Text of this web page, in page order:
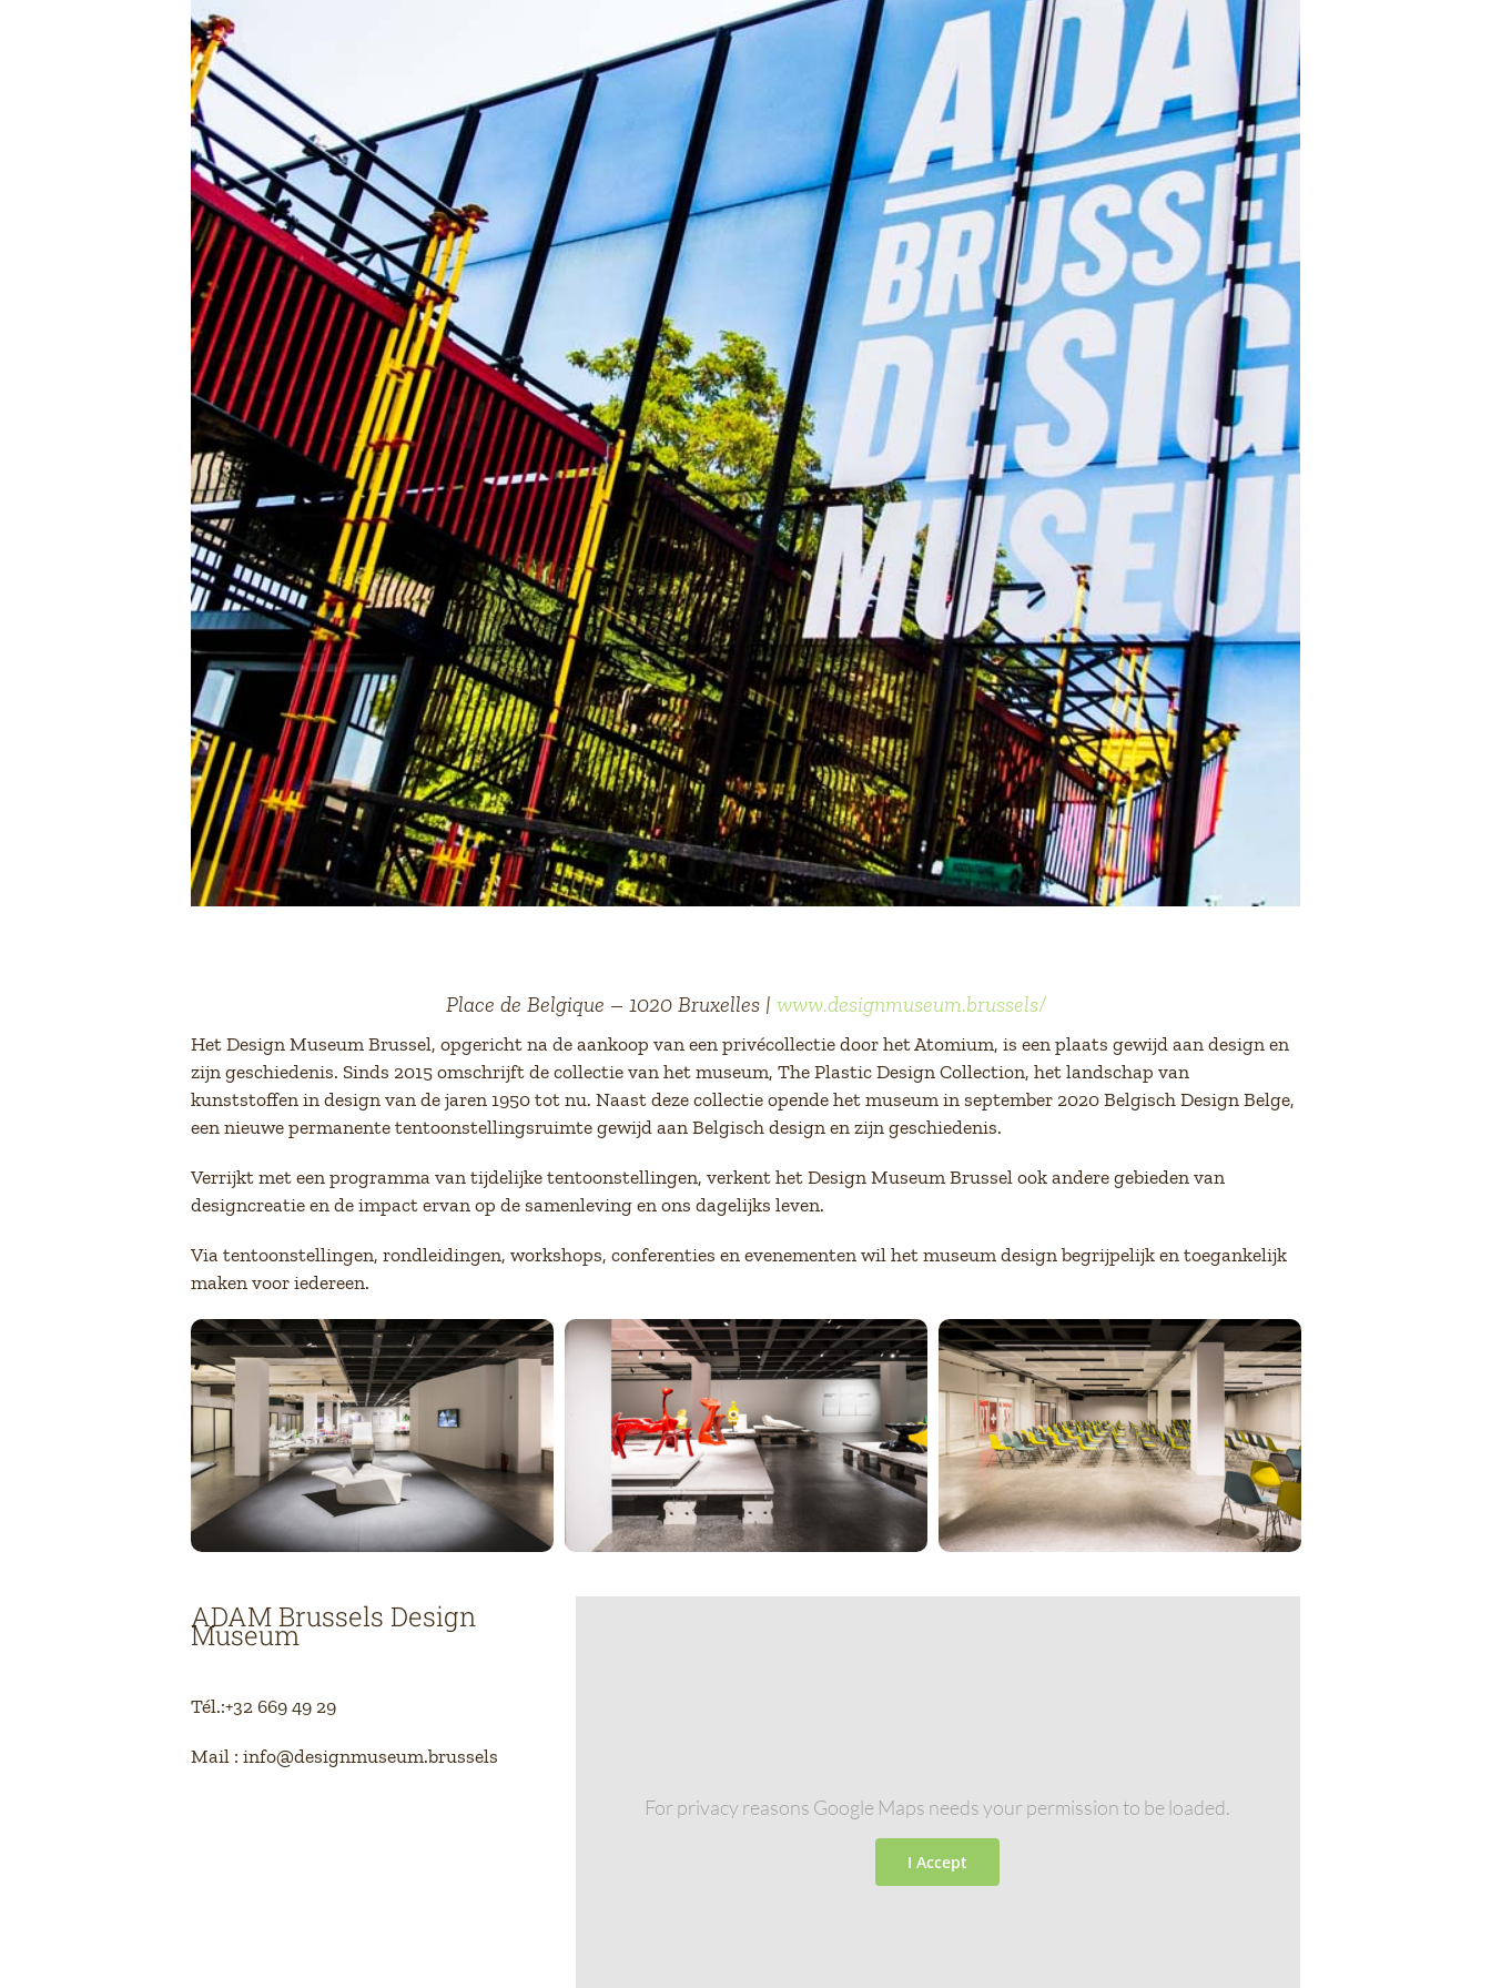
Place de Belgique – 1020 Bruxelles | www.designmuseum.brussels/
Het Design Museum Brussel, opgericht na de aankoop van een privécollectie door het Atomium, is een plaats gewijd aan design en
zijn geschiedenis. Sinds 2015 omschrijft de collectie van het museum, The Plastic Design Collection, het landschap van
kunststoffen in design van de jaren 1950 tot nu. Naast deze collectie opende het museum in september 2020 Belgisch Design Belge,
een nieuwe permanente tentoonstellingsruimte gewijd aan Belgisch design en zijn geschiedenis.
Verrijkt met een programma van tijdelijke tentoonstellingen, verkent het Design Museum Brussel ook andere gebieden van
designcreatie en de impact ervan op de samenleving en ons dagelijks leven.
Via tentoonstellingen, rondleidingen, workshops, conferenties en evenementen wil het museum design begrijpelijk en toegankelijk
maken voor iedereen.
ADAM Brussels Design
Museum
Tél.:+32 669 49 29
Mail : info@designmuseum.brussels
For privacy reasons Google Maps needs your permission to be loaded.
I Accept